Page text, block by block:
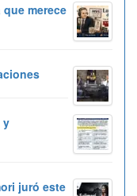
merece
y
juró este